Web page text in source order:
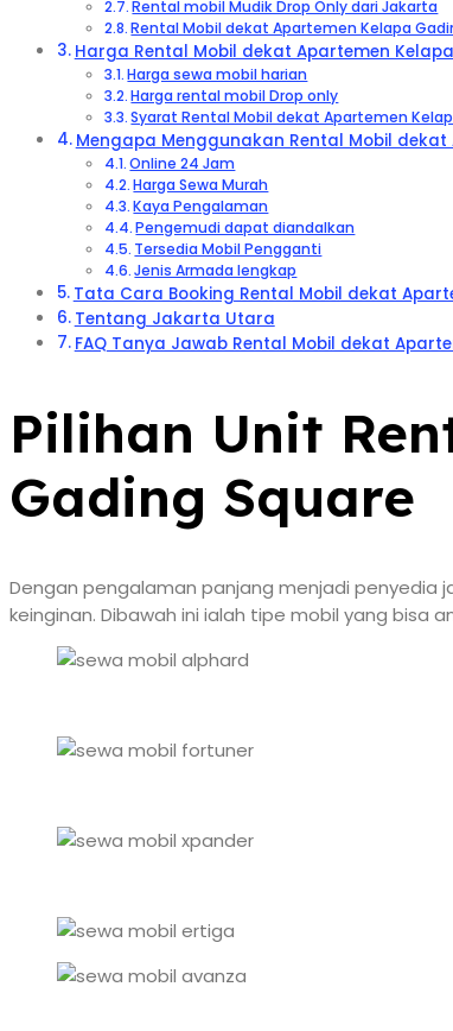
Rental mobil Mudik Drop Only dari Jakarta
Rental Mobil dekat Apartemen Kelapa
Harga Rental Mobil dekat Apartemen
Harga sewa mobil harian
Harga rental mobil Drop only
Syarat Rental Mobil dekat Apartemen
Mengapa Menggunakan Rental Mobil
Online 24 Jam
Harga Sewa Murah
Kaya Pengalaman
Pengemudi dapat diandalkan
Tersedia Mobil Pengganti
Jenis Armada lengkap
Tata Cara Booking Rental Mobil dekat
Tentang Jakarta Utara
FAQ Tanya Jawab Rental Mobil dekat
Pilihan Unit
Gading Square
Dengan pengalaman panjang menjadi penyedia
keinginan. Dibawah ini ialah tipe mobil yang bisa